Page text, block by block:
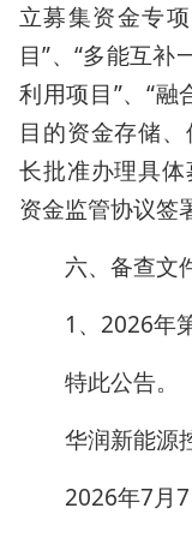
立募集资金专
目”、“多能互补
利用项目”、“融
目的资金存储
长批准办理具
资金监管协议签
六、备查文
1、2026年
特此公告。
华润新能源
2026年7月7